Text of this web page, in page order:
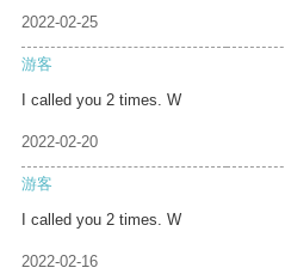
2022-02-25
游客
I called you 2 times. W
2022-02-20
游客
I called you 2 times. W
2022-02-16